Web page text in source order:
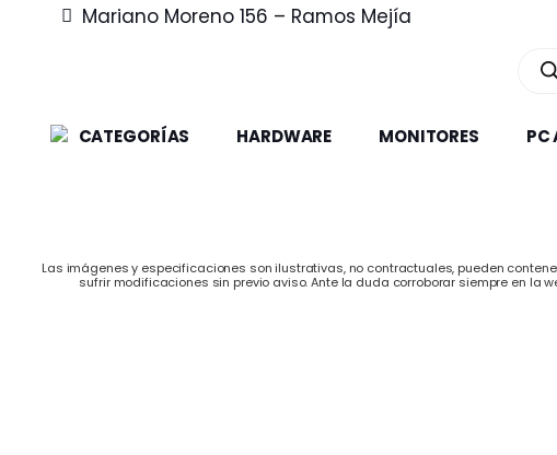
Mariano Moreno 156 – Ramos Mejía
CATEGORÍAS HARDWARE MONITORES PC
Las imágenes y especificaciones son ilustrativas, no contractuales, pueden
sufrir modificaciones sin previo aviso. Ante la duda corroborar siempre en la